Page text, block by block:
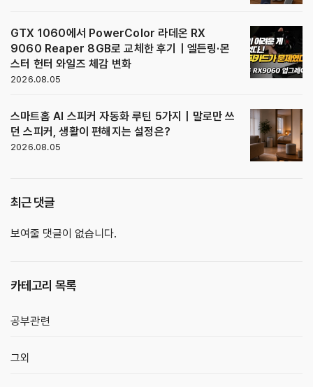
GTX 1060에서 PowerColor 라데온 RX
9060 Reaper 8GB로 교체한 후기｜엘든링·몬
스터 헌터 와일즈 체감 변화
2026.08.05
스마트홈 AI 스피커 자동화 루틴 5가지｜말로만 쓰
던 스피커, 생활이 편해지는 설정은?
2026.08.05
최근 댓글
보여줄 댓글이 없습니다.
카테고리 목록
공부관련
그외